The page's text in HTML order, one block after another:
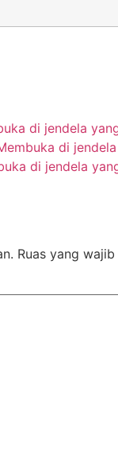
di jendela
di
di jendela
Ruas yang